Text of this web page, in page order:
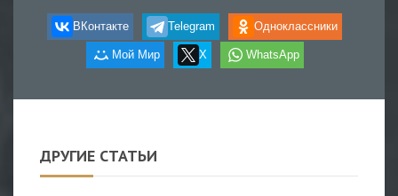
ВКонтакте Telegram Одноклассники
Мой Мир X WhatsApp
ДРУГИЕ СТАТЬИ